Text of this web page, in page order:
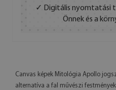
✓ Digitális nyomtatási
Önnek és a
Canvas képek Mitológia Apollo
alternatíva a fal művészi